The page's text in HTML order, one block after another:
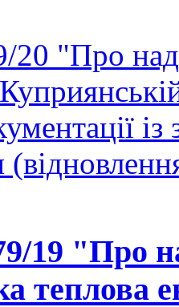
"Про
19 "Про
теплова